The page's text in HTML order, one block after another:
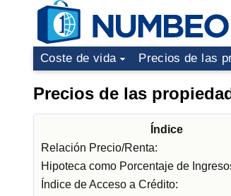
Coste de vida Precios de las
Precios de las
Índice
Relación Precio/Renta:
Hipoteca como Porcentaje de
Índice de Acceso a Crédito: